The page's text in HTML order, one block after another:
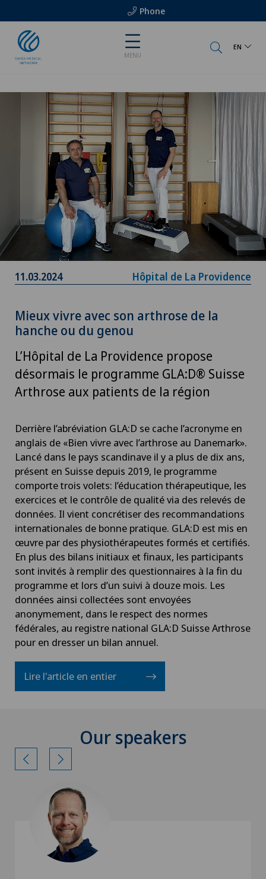
Phone
MENU
EN
11.03.2024 Hôpital de La Providence
Mieux vivre avec son arthrose de la
hanche ou du genou
L’Hôpital de La Providence propose
désormais le programme GLA:D® Suisse
Arthrose aux patients de la région
Derrière l’abréviation GLA:D se cache l’acronyme en
anglais de «Bien vivre avec l’arthrose au Danemark».
Lancé dans le pays scandinave il y a plus de dix ans,
présent en Suisse depuis 2019, le programme
comporte trois volets: l’éducation thérapeutique, les
exercices et le contrôle de qualité via des relevés de
données. Il vient concrétiser des recommandations
internationales de bonne pratique. GLA:D est mis en
œuvre par des physiothérapeutes formés et certifiés.
En plus des bilans initiaux et finaux, les participants
sont invités à remplir des questionnaires à la fin du
programme et lors d’un suivi à douze mois. Les
données ainsi collectées sont envoyées
anonymement, dans le respect des normes
fédérales, au registre national GLA:D Suisse Arthrose
pour en dresser un bilan annuel.
Lire l'article en entier
Our speakers